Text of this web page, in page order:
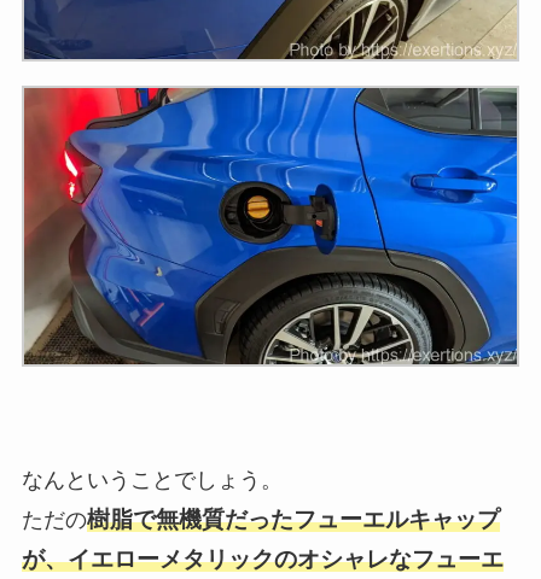
なんということでしょう。
ただの樹脂で無機質だったフューエルキャップ
が、イエローメタリックのオシャレなフューエ